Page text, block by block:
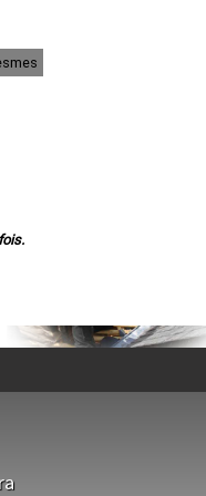
Strasbourg
Mulhouse